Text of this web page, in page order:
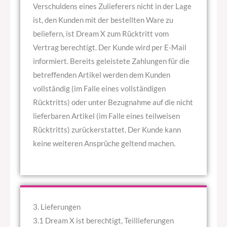
Verschuldens eines Zulieferers nicht in der Lage
ist, den Kunden mit der bestellten Ware zu
beliefern, ist Dream X zum Rücktritt vom
Vertrag berechtigt. Der Kunde wird per E-Mail
informiert. Bereits geleistete Zahlungen für die
betreffenden Artikel werden dem Kunden
vollständig (im Falle eines vollständigen
Rücktritts) oder unter Bezugnahme auf die nicht
lieferbaren Artikel (im Falle eines teilweisen
Rücktritts) zurückerstattet. Der Kunde kann
keine weiteren Ansprüche geltend machen.
3. Lieferungen
3.1 Dream X ist berechtigt, Teillieferungen